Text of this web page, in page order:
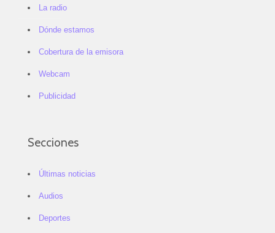
La radio
Dónde estamos
Cobertura de la emisora
Webcam
Publicidad
Secciones
Últimas noticias
Audios
Deportes